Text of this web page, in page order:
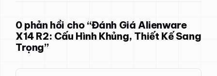
0 phản hồi cho “Đánh Giá Alienware
X14 R2: Cấu Hình Khủng, Thiết Kế Sang
Trọng”